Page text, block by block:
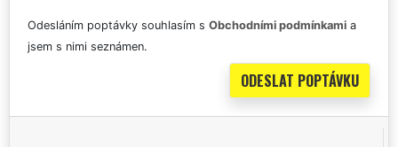
Odesláním poptávky souhlasím s Obchodními podmínkami a
jsem s nimi seznámen.